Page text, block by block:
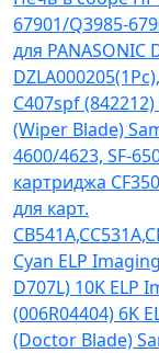
67901/Q3985-
для PANASONIC
C407spf
(Wiper Blade)
4600/4623, SF-
картриджа
для карт.
Cyan ELP
D707L) 10K ELP
(006R04404) 6K
(Doctor Blade)